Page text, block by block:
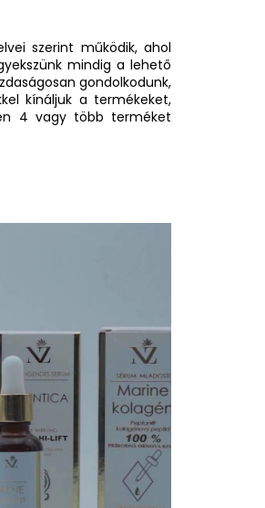
szerint működik, ahol
mindig a lehető
gondolkodunk,
kínáljuk a termékeket,
4 vagy több terméket